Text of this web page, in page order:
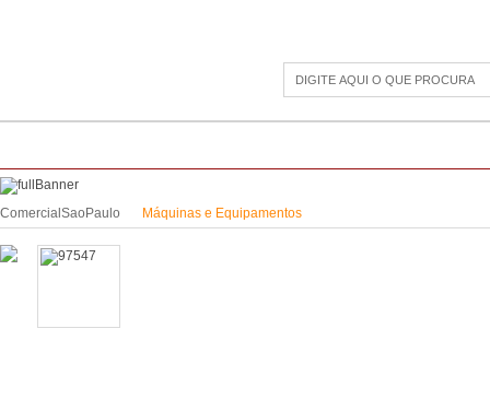
ComercialSaoPaulo Máquinas e Equipamentos